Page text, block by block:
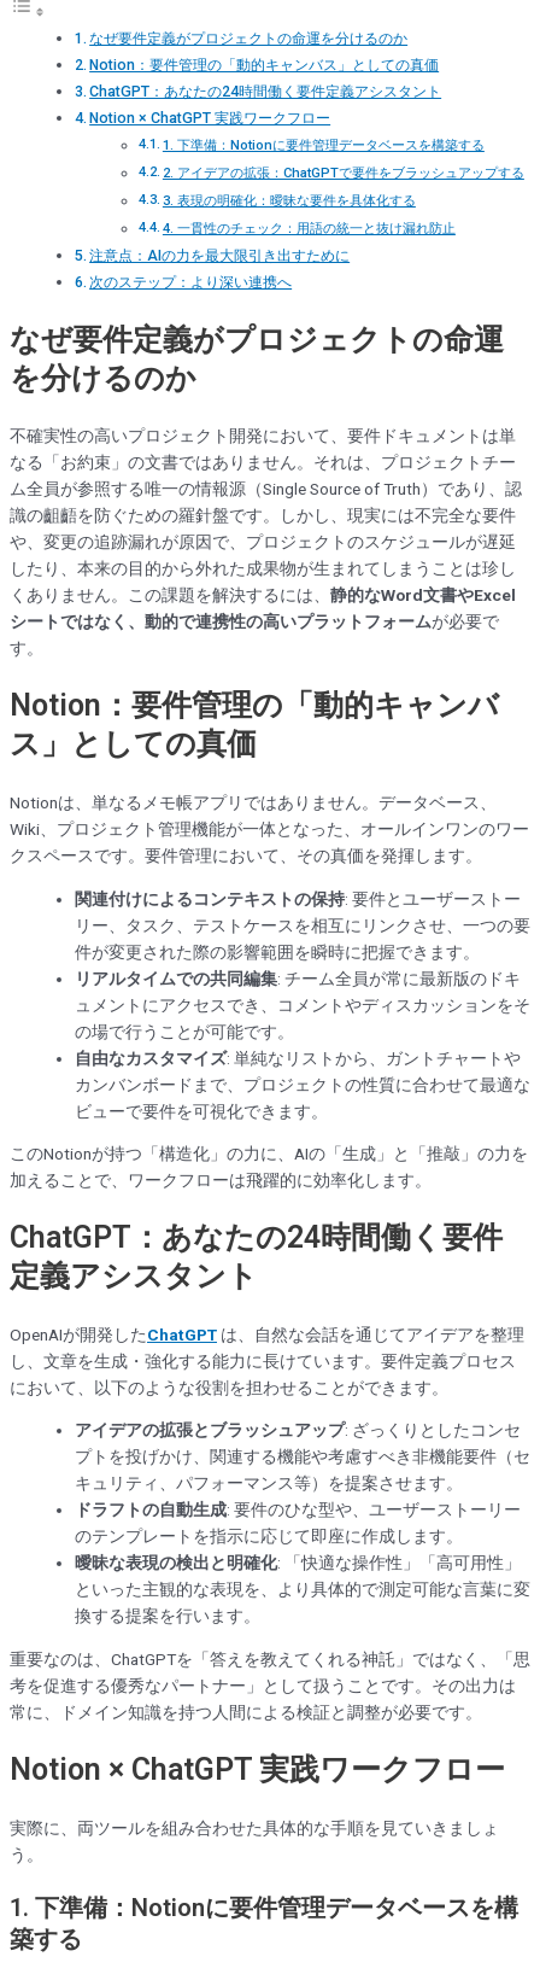
なぜ要件定義がプロジェクトの命運を分けるのか
Notion：要件管理の「動的キャンバス」としての真価
ChatGPT：あなたの24時間働く要件定義アシスタント
Notion × ChatGPT 実践ワークフロー
1. 下準備：Notionに要件管理データベースを構築する
2. アイデアの拡張：ChatGPTで要件をブラッシュアップする
3. 表現の明確化：曖昧な要件を具体化する
4. 一貫性のチェック：用語の統一と抜け漏れ防止
注意点：AIの力を最大限引き出すために
次のステップ：より深い連携へ
なぜ要件定義がプロジェクトの命運
を分けるのか
不確実性の高いプロジェクト開発において、要件ドキュメントは単
なる「お約束」の文書ではありません。それは、プロジェクトチー
ム全員が参照する唯一の情報源（Single Source of Truth）であり、認
識の齟齬を防ぐための羅針盤です。しかし、現実には不完全な要件
や、変更の追跡漏れが原因で、プロジェクトのスケジュールが遅延
したり、本来の目的から外れた成果物が生まれてしまうことは珍し
くありません。この課題を解決するには、 静的なWord文書やExcel
シートではなく、動的で連携性の高いプラットフォームが必要で
す。
Notion：要件管理の「動的キャンバ
ス」としての真価
Notionは、単なるメモ帳アプリではありません。データベース、
Wiki、プロジェクト管理機能が一体となった、オールインワンのワー
クスペースです。要件管理において、その真価を発揮します。
関連付けによるコンテキストの保持: 要件とユーザーストー
リー、タスク、テストケースを相互にリンクさせ、一つの要
件が変更された際の影響範囲を瞬時に把握できます。
リアルタイムでの共同編集: チーム全員が常に最新版のドキ
ュメントにアクセスでき、コメントやディスカッションをそ
の場で行うことが可能です。
自由なカスタマイズ: 単純なリストから、ガントチャートや
カンバンボードまで、プロジェクトの性質に合わせて最適な
ビューで要件を可視化できます。
このNotionが持つ「構造化」の力に、AIの「生成」と「推敲」の力を
加えることで、ワークフローは飛躍的に効率化します。
ChatGPT：あなたの24時間働く要件
定義アシスタント
OpenAIが開発したChatGPT は、自然な会話を通じてアイデアを整理
し、文章を生成・強化する能力に長けています。要件定義プロセス
において、以下のような役割を担わせることができます。
アイデアの拡張とブラッシュアップ: ざっくりとしたコンセ
プトを投げかけ、関連する機能や考慮すべき非機能要件（セ
キュリティ、パフォーマンス等）を提案させます。
ドラフトの自動生成: 要件のひな型や、ユーザーストーリー
のテンプレートを指示に応じて即座に作成します。
曖昧な表現の検出と明確化: 「快適な操作性」「高可用性」
といった主観的な表現を、より具体的で測定可能な言葉に変
換する提案を行います。
重要なのは、ChatGPTを「答えを教えてくれる神託」ではなく、「思
考を促進する優秀なパートナー」として扱うことです。その出力は
常に、ドメイン知識を持つ人間による検証と調整が必要です。
Notion × ChatGPT 実践ワークフロー
実際に、両ツールを組み合わせた具体的な手順を見ていきましょ
う。
1. 下準備：Notionに要件管理データベースを構
築する